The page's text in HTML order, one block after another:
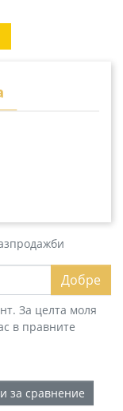
Добре
За целта моля
в правните
за сравнение